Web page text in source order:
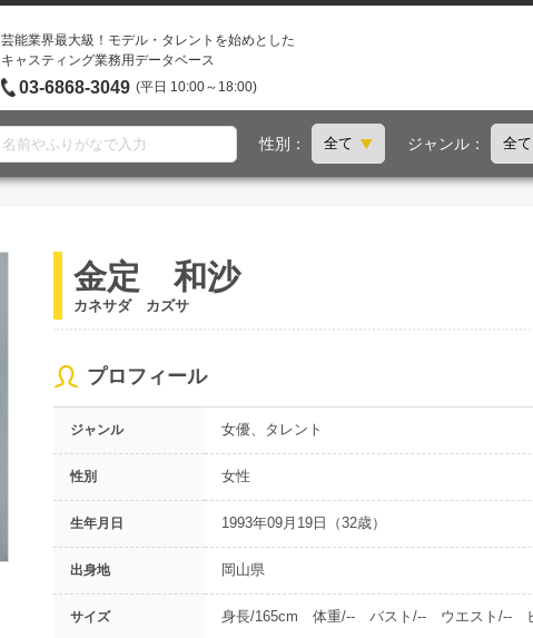
芸能業界最大級！モデル・タレントを始めとした
キャスティング業務用データベース
03-6868-3049 (平日 10:00～18:00)
性別： ジャンル：
金定 和沙
カネサダ カズサ
プロフィール
ジャンル 女優、タレント
性別 女性
生年月日 1993年09月19日（32歳）
出身地 岡山県
サイズ 身長/165cm 体重/-- バスト/-- ウエスト/--